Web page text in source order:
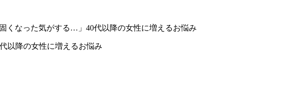
固くなった気がする…」40代以降の女性に増えるお悩み
以降の女性に増えるお悩み